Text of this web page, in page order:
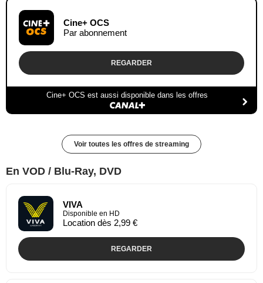
Cine+ OCS
Par abonnement
REGARDER
Cine+ OCS est aussi disponible dans les offres
Voir toutes les offres de streaming
En VOD / Blu-Ray, DVD
VIVA
Disponible en HD
Location dès 2,99 €
REGARDER